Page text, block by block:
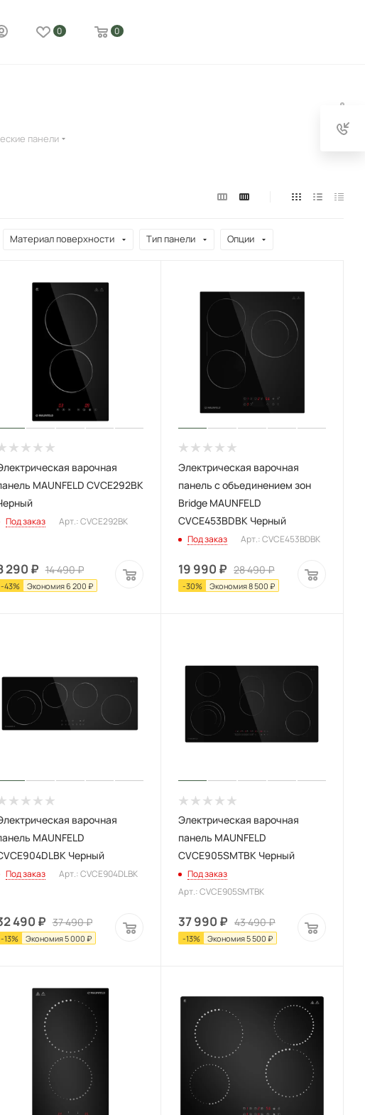
0 0
панели
Материал поверхности Тип панели Опции
варочная
MAUNFELD CVCE292BK
Под заказ Арт.: CVCE292BK
290 ₽ 14 490₽
-43% Экономия6 200 ₽
Электрическая варочная
панель с объединением зон
Bridge MAUNFELD
CVCE453BDBK Черный
Под заказ Арт.: CVCE453BDBK
19 990 ₽ 28 490₽
-30% Экономия8 500 ₽
варочная
MAUNFELD
Черный
Под заказ Арт.: CVCE904DLBK
490 ₽ 37 490₽
-13% Экономия5 000 ₽
Электрическая варочная
панель MAUNFELD
CVCE905SMTBK Черный
Под заказ
Арт.: CVCE905SMTBK
37 990 ₽ 43 490₽
-13% Экономия5 500 ₽